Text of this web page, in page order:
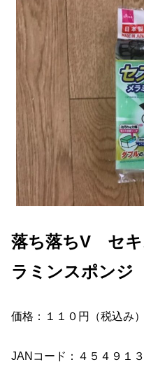
落ち落ちV セキ
ラミンスポン
価格：１１０円（税込み）
JANコード：４５４９１